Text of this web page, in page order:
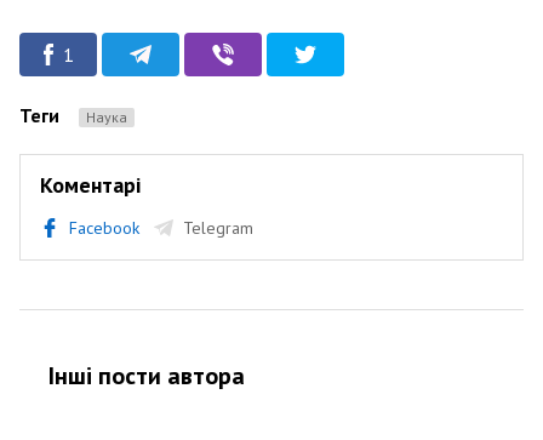
1
Теги Наука
Коментарі
Facebook Telegram
Інші пости автора